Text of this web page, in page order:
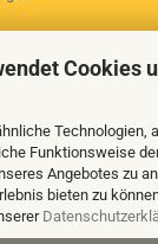
Cookies
Technologien,
Funktionsweise
Angebotes zu
bieten zu